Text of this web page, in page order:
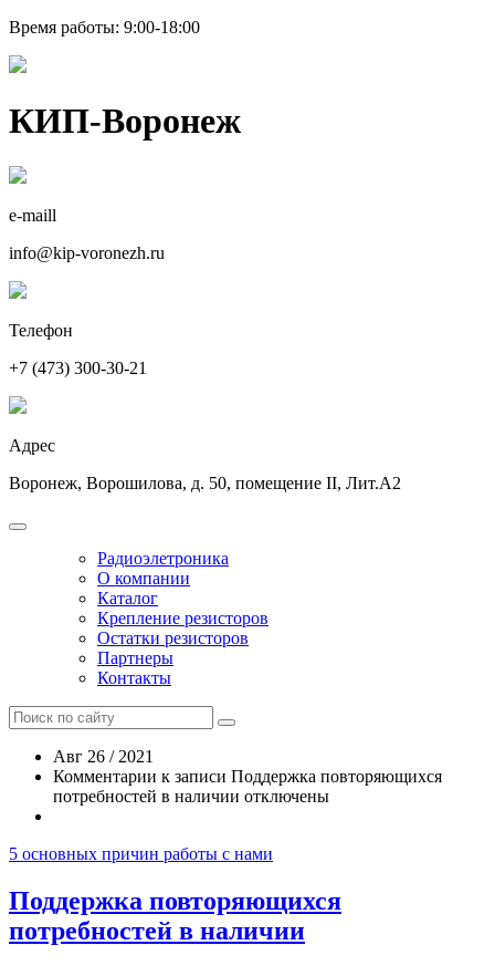
Время работы: 9:00-18:00
КИП-Воронеж
e-maill
info@kip-voronezh.ru
Телефон
+7 (473) 300-30-21
Адрес
Воронеж, Ворошилова, д. 50, помещение II, Лит.А2
Радиоэлетроника
О компании
Каталог
Крепление резисторов
Остатки резисторов
Партнеры
Контакты
Авг 26 / 2021
Комментарии к записи Поддержка повторяющихся
потребностей в наличии отключены
5 основных причин работы с нами
Поддержка повторяющихся
потребностей в наличии